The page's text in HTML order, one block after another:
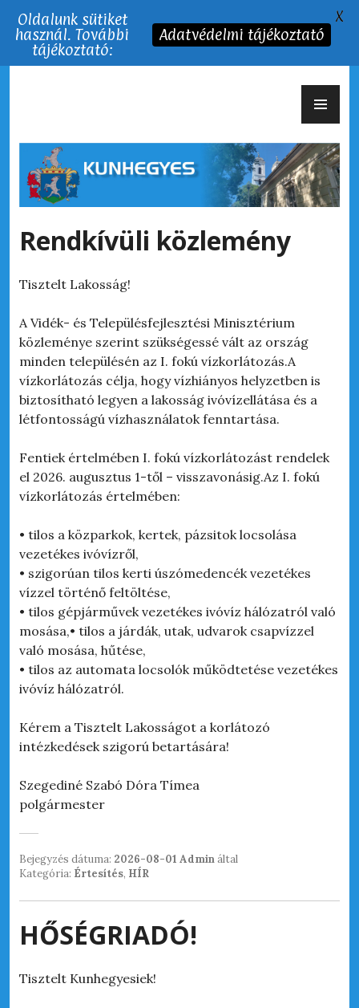
Rendkívüli közlemény
Tisztelt Lakosság!
A Vidék- és Településfejlesztési Minisztérium
közleménye szerint szükségessé vált az ország
minden településén az I. fokú vízkorlátozás.A
vízkorlátozás célja, hogy vízhiányos helyzetben is
biztosítható legyen a lakosság ivóvízellátása és a
létfontosságú vízhasználatok fenntartása.
Fentiek értelmében I. fokú vízkorlátozást rendelek
el 2026. augusztus 1-től – visszavonásig.Az I. fokú
vízkorlátozás értelmében:
• tilos a közparkok, kertek, pázsitok locsolása
vezetékes ivóvízről,
• szigorúan tilos kerti úszómedencék vezetékes
vízzel történő feltöltése,
• tilos gépjárművek vezetékes ivóvíz hálózatról való
mosása,• tilos a járdák, utak, udvarok csapvízzel
való mosása, hűtése,
• tilos az automata locsolók működtetése vezetékes
ivóvíz hálózatról.
Kérem a Tisztelt Lakosságot a korlátozó
intézkedések szigorú betartására!
Szegediné Szabó Dóra Tímea
polgármester
Bejegyzés dátuma: 2026-08-01 Admináltal
Kategória: Értesítés, HÍR
HŐSÉGRIADÓ!
Tisztelt Kunhegyesiek!
Oldalunk sütiket
használ. További
tájékoztató:
Adatvédelmi tájékoztató
X